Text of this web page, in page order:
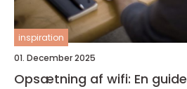
inspiration
01. December 2025
Opsætning af wifi: En